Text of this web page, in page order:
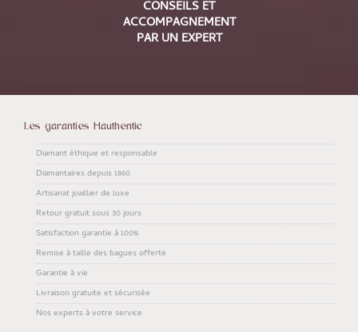
CONSEILS ET
ACCOMPAGNEMENT
PAR UN EXPERT
Les garanties Hauthentic
Diamant éthique et responsable
Diamantaires depuis 1860
Artisanat joaillier de luxe
Retour gratuit sous 30 jours
Satisfaction garantie à 100%
Remise à taille des bagues offerte
Garantie à vie
Livraison gratuite et sécurisée
Nos experts à votre service